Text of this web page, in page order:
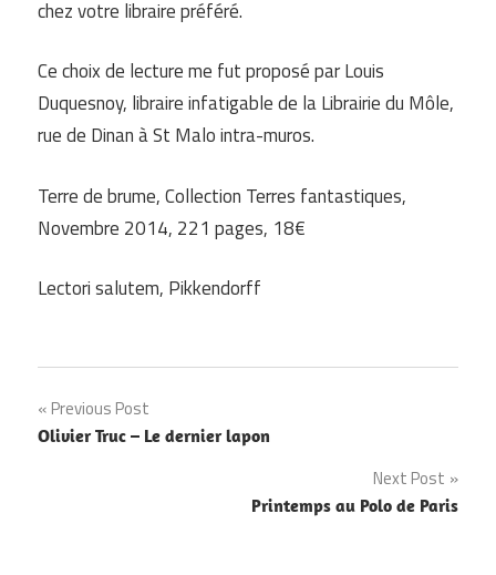
chez votre libraire préféré.
Ce choix de lecture me fut proposé par Louis
Duquesnoy, libraire infatigable de la Librairie du Môle,
rue de Dinan à St Malo intra-muros.
Terre de brume, Collection Terres fantastiques,
Novembre 2014, 221 pages, 18€
Lectori salutem, Pikkendorff
Navigation
de
Previous Post
Olivier Truc – Le dernier lapon
Next Post
Printemps au Polo de Paris